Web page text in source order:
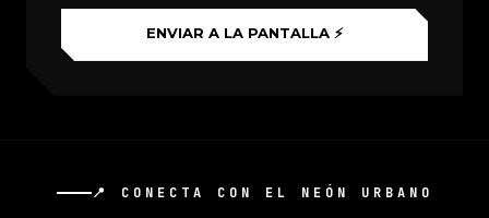
ENVIAR A LA PANTALLA ⚡
📍 CONECTA CON EL NEÓN URBANO